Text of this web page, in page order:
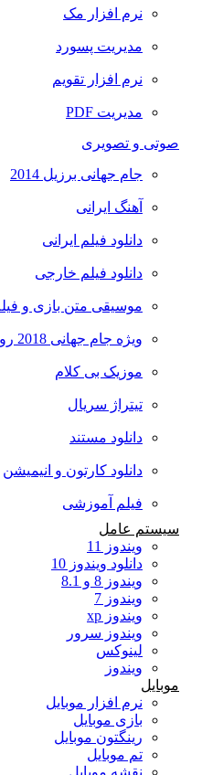
نرم افزار مک
مدیریت پسورد
نرم افزار تقویم
مدیریت PDF
صوتی و تصویری
جام جهانی برزیل 2014
آهنگ ایرانی
دانلود فیلم ایرانی
دانلود فیلم خارجی
موسیقی متن بازی و فیلم
ویژه جام جهانی 2018 روسیه
موزیک بی کلام
تیتراژ سریال
دانلود مستند
دانلود کارتون و انیمیشن
فیلم آموزشی
سیستم عامل
ویندوز 11
دانلود ویندوز 10
ویندوز 8 و 8.1
ویندوز 7
ویندوز xp
ویندوز سرور
لینوکس
ویندوز
موبایل
نرم افزار موبایل
بازی موبایل
رینگتون موبایل
تم موبایل
نقشه موبایل